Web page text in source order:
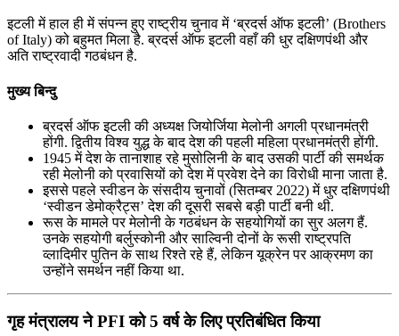
इटली में हाल ही में संपन्न हुए राष्ट्रीय चुनाव में ‘ब्रदर्स ऑफ इटली’ (Brothers
of Italy) को बहुमत मिला है. ब्रदर्स ऑफ इटली वहाँ की धुर दक्षिणपंथी और
अति राष्ट्रवादी गठबंधन है.
मुख्य बिन्दु
ब्रदर्स ऑफ इटली की अध्यक्ष जियोर्जिया मेलोनी अगली प्रधानमंत्री
होंगी. द्वितीय विश्व युद्ध के बाद देश की पहली महिला प्रधानमंत्री होंगी.
1945 में देश के तानाशाह रहे मुसोलिनी के बाद उसकी पार्टी की समर्थक
रही मेलोनी को प्रवासियों को देश में प्रवेश देने का विरोधी माना जाता है.
इससे पहले स्वीडन के संसदीय चुनावों (सितम्बर 2022) में धुर दक्षिणपंथी
‘स्वीडन डेमोक्रैट्स’ देश की दूसरी सबसे बड़ी पार्टी बनी थी.
रूस के मामले पर मेलोनी के गठबंधन के सहयोगियों का सुर अलग हैं.
उनके सहयोगी बर्लुस्कोनी और साल्विनी दोनों के रूसी राष्ट्रपति
व्लादिमीर पुतिन के साथ रिश्ते रहे हैं, लेकिन यूक्रेन पर आक्रमण का
उन्होंने समर्थन नहीं किया था.
गृह मंत्रालय ने PFI को 5 वर्ष के लिए प्रतिबंधित किया